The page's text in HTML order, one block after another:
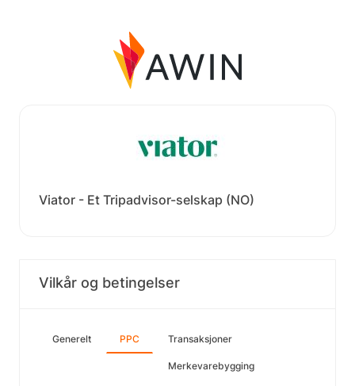
Viator - Et Tripadvisor-selskap (NO)
Vilkår og betingelser
Generelt PPC Transaksjoner
Merkevarebygging